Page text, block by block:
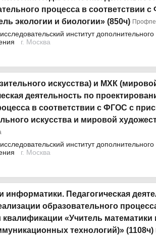
процесса в соответствии
экологии и биологии» (850ч)
институт дополнительного
г. Москва
искусства) и МХК
деятельность по
в соответствии с ФГОС с
искусства и мировой
институт дополнительного
г. Москва
информатики. Педагогическая
образовательного
«Учитель
технологий)» (1108ч)